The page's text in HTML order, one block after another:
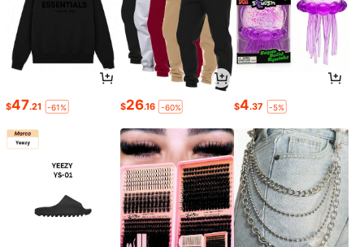
$47.21 -61% $26.16 -60% $4.37 -5%